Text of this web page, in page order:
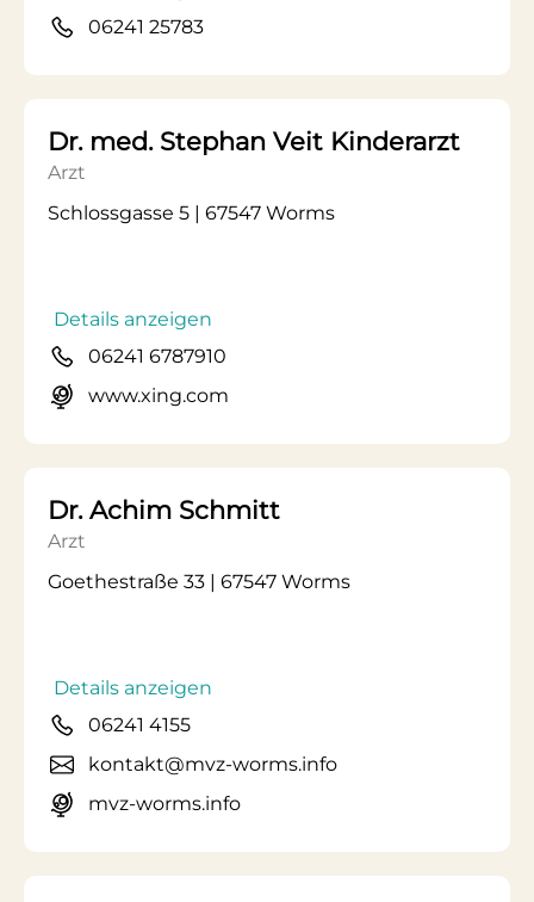
06241 25783
Dr. med. Stephan Veit Kinderarzt
Arzt
Schlossgasse 5 | 67547 Worms
Details anzeigen
06241 6787910
www.xing.com
Dr. Achim Schmitt
Arzt
Goethestraße 33 | 67547 Worms
Details anzeigen
06241 4155
kontakt@mvz-worms.info
mvz-worms.info